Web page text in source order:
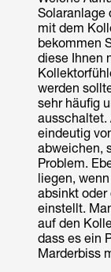
Solaranlage
mit dem
bekommen
diese Ihnen
werden
sehr häufig
ausschaltet.
eindeutig
abweichen,
Problem.
liegen,
absinkt oder
einstellt.
auf den
dass es ein
Marderbiss